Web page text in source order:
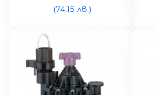
100DVMM – 1″ 24V
(74.15 лв.)